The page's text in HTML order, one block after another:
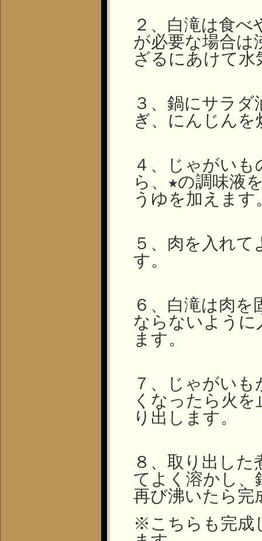
２、白滝は食
が必要な場合は
ざるにあけて
３、鍋にサラ
ぎ、にんじんを
４、じゃがい
ら、★の調味液
うゆを加えます
５、肉を入れ
す。
６、白滝は肉
ならないように
ます。
７、じゃがい
くなったら火
り出します。
８、取り出し
てよく溶かし、
再び沸いたら完
※こちらも完成